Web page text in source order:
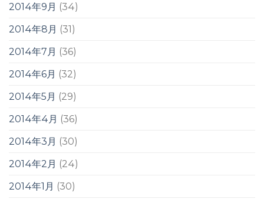
2014年9月 (34)
2014年8月 (31)
2014年7月 (36)
2014年6月 (32)
2014年5月 (29)
2014年4月 (36)
2014年3月 (30)
2014年2月 (24)
2014年1月 (30)